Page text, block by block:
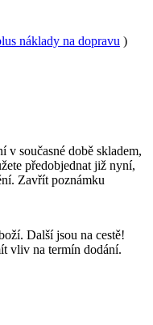
náklady na dopravu )
v současné době skladem,
předobjednat již nyní,
Zavřít poznámku
Další jsou na cestě!
vliv na termín dodání.